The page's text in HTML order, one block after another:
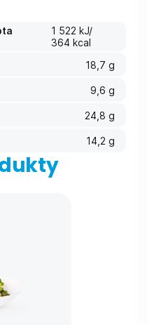
1 522 kJ/
364 kcal
18,7 g
9,6 g
24,8 g
14,2 g